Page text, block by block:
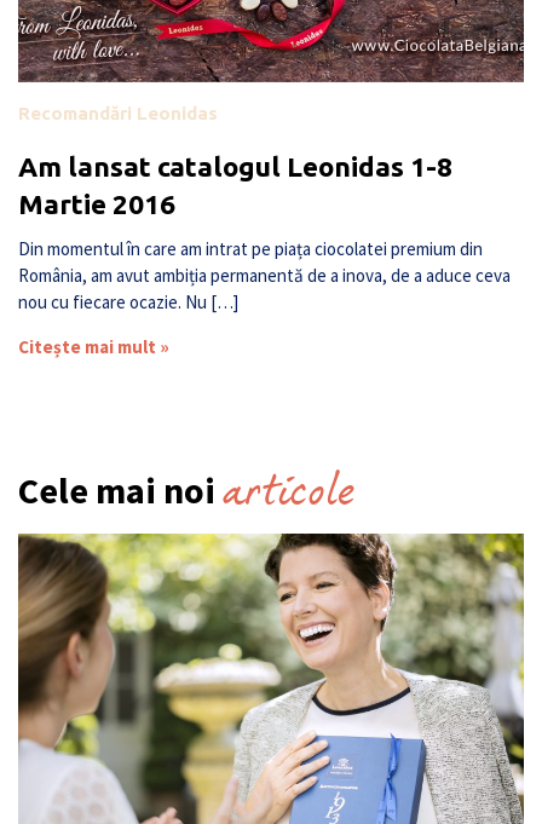
Recomandări Leonidas
Am lansat catalogul Leonidas 1-8
Martie 2016
Din momentul în care am intrat pe piața ciocolatei premium din
România, am avut ambiția permanentă de a inova, de a aduce ceva
nou cu fiecare ocazie. Nu […]
Citește mai mult »
Cele mai noi articole